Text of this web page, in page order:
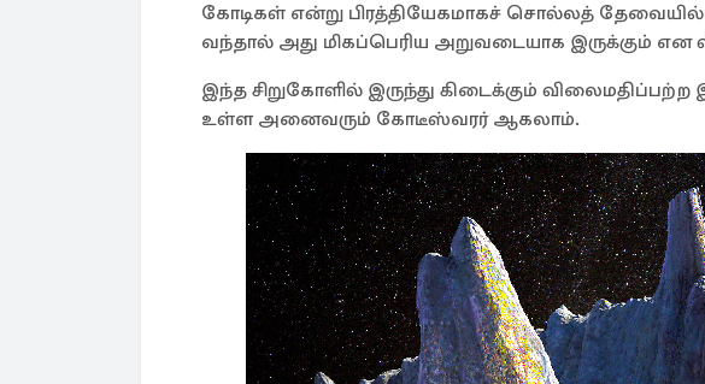
கோடிகள் என்று பிரத்தியேகமாகச் சொல்லத்
வந்தால் அது மிகப்பெரிய அறுவடையாக இருக்கும்
இந்த சிறுகோளில் இருந்து கிடைக்கும் விலைமதிப்பற்ற
உள்ள அனைவரும் கோடீஸ்வரர் ஆகலாம்.